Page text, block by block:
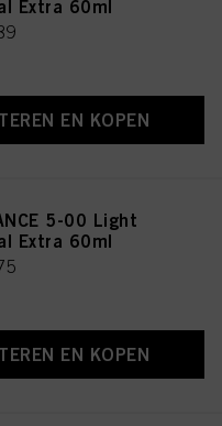
Extra 60ml
EN KOPEN
5-00 Light
Extra 60ml
EN KOPEN